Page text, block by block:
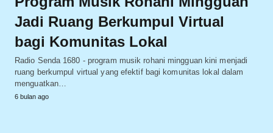
Jadi Ruang Berkumpul Virtual
bagi Komunitas Lokal
Radio Senda 1680 - program musik rohani mingguan kini menjadi
ruang berkumpul virtual yang efektif bagi komunitas lokal dalam
menguatkan…
6 bulan ago